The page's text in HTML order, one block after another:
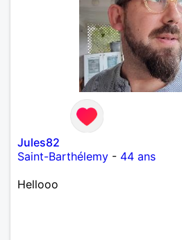
Jules82
Saint-Barthélemy - 44 ans
Hellooo